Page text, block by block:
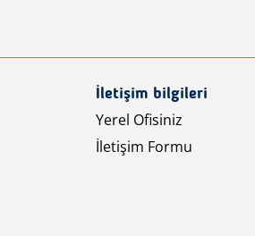
İletişim bilgileri
Yerel Ofisiniz
İletişim Formu